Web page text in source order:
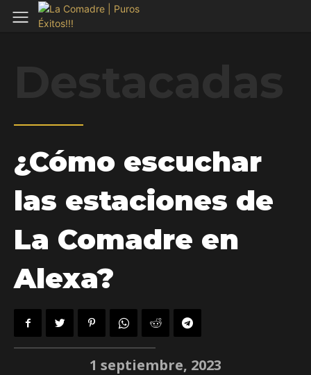
¿Cómo escuchar
las estaciones de
La Comadre en
Alexa?
1 septiembre, 2023